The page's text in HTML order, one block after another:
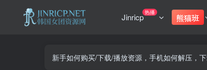
Jinricp热播
熊猫班
新手如何购买/下载/播放资源，手机如何解压，